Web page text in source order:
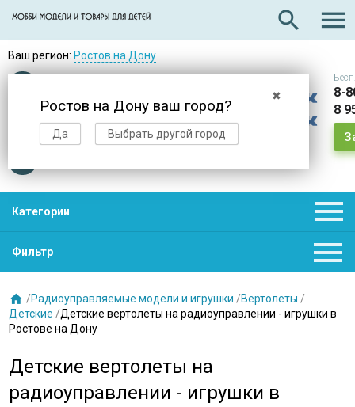
search 
Ваш регион: Ростов на Дону
✖
Ростов на Дону ваш город?
Да Выбрать другой город
Доставкав день заказа
8-
8
Категории 
Фильтр 
 /Радиоуправляемые модели и игрушки /Вертолеты /
Детские /Детские вертолеты на радиоуправлении - игрушки в
Ростове на Дону
Детские вертолеты на
радиоуправлении - игрушки в